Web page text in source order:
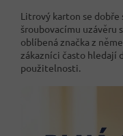
Litrový karton se dobře
šroubovacímu uzávěru
oblíbená značka z
zákazníci často hledají
použitelnosti.